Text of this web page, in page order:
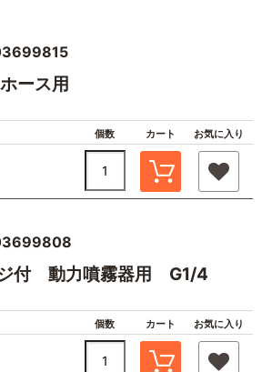
ース用
個数 カート お気に入り
ジ付 動力噴霧器用 G1/4
個数 カート お気に入り